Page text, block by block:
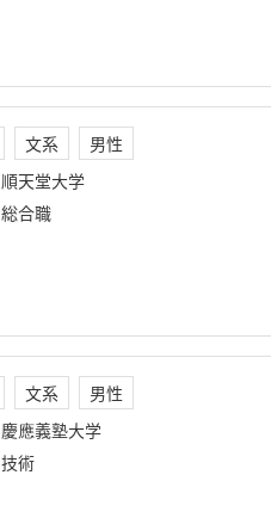
文系
男性
順天堂大学
総合職
文系
男性
慶應義塾大学
技術